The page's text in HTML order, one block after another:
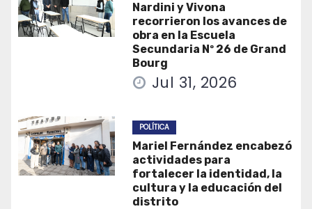
Nardini y Vivona
recorrieron los avances de
obra en la Escuela
Secundaria Nº 26 de Grand
Bourg
Jul 31, 2026
POLÍTICA
Mariel Fernández encabezó
actividades para
fortalecer la identidad, la
cultura y la educación del
distrito